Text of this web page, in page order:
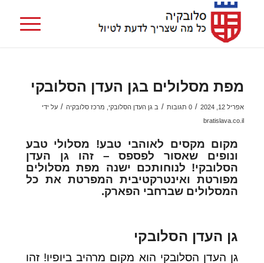
מפת מסלולים בגן העדן הסלובקי
אפריל 12, 2024 / 0 תגובות / ב גן העדן הסלובקי מרכז סלובקיה / על ידי
bratislava.co.il
מקום מקסים לאוהבי טבע! מסלולי טבע
ונופים שאסור לפספס – זהו גן העדן
הסלובקי! לנוחותכם ישנה מפת מסלולים
מפורטת ואינטרקטיבית המפרטת את כל
המסלולים שברחבי הפארק.
גן העדן הסלובקי
גן העדן הסלובקי הוא מקום מרהיב ביופיו! זהו